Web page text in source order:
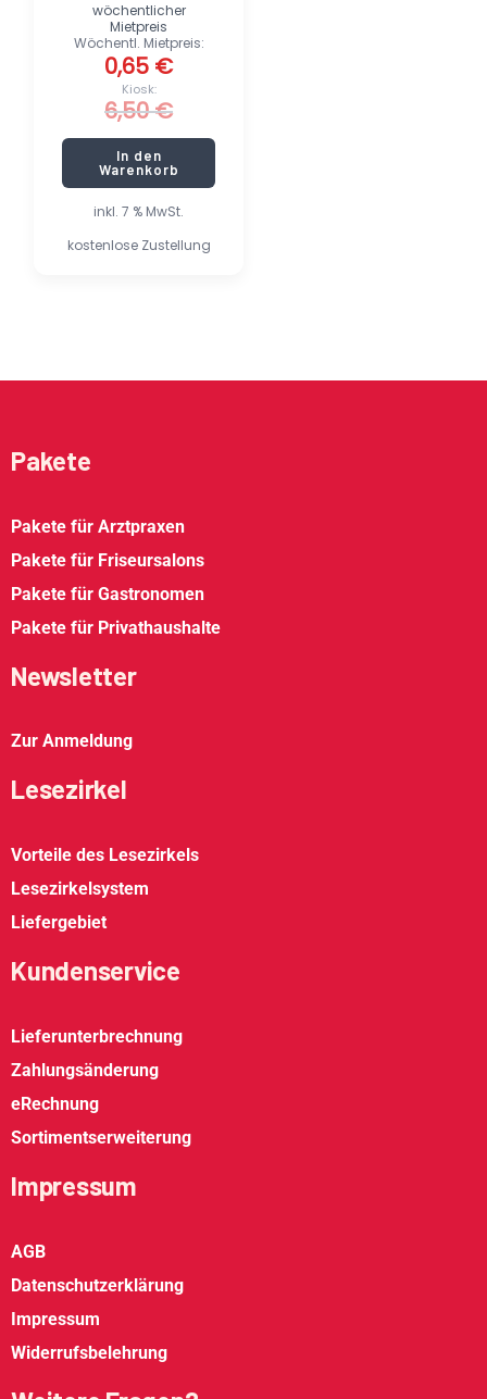
inkl. 7 % MwSt.
kostenlose Zustellung
Kiosk:
6,50€
Wöchentl. Mietpreis:
0,65 €
wöchentlicher
Mietpreis
In den
Warenkorb
Pakete
Pakete für Arztpraxen
Pakete für Friseursalons
Pakete für Gastronomen
Pakete für Privathaushalte
Newsletter
Zur Anmeldung
Lesezirkel
Vorteile des Lesezirkels
Lesezirkelsystem
Liefergebiet
Kundenservice
Lieferunterbrechnung
Zahlungsänderung
eRechnung
Sortimentserweiterung
Impressum
AGB
Datenschutzerklärung
Impressum
Widerrufsbelehrung